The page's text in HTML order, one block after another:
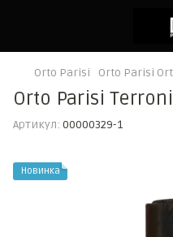
Orto Parisi Orto Parisi
Orto Parisi
Артикул: 00000329-1
Новинка